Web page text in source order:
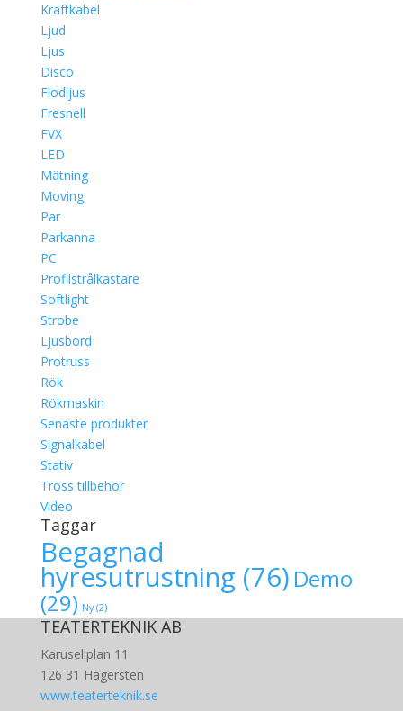
Kraftkabel
Ljud
Ljus
Disco
Flodljus
Fresnell
FVX
LED
Mätning
Moving
Par
Parkanna
PC
Profilstrålkastare
Softlight
Strobe
Ljusbord
Protruss
Rök
Rökmaskin
Senaste produkter
Signalkabel
Stativ
Tross tillbehör
Video
Taggar
Begagnad
hyresutrustning (76) Demo
(29) Ny(2)
TEATERTEKNIK AB
Karusellplan 11
126 31 Hägersten
www.teaterteknik.se